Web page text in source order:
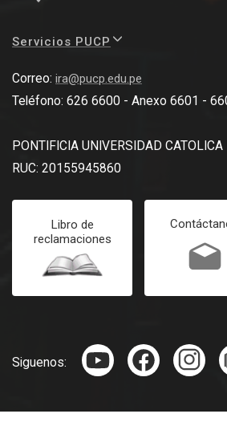
Servicios PUCP
Correo: ira@pucp.edu.pe
Teléfono: 626 6600 - Anexo 6601 -
PONTIFICIA UNIVERSIDAD CATOLICA
RUC: 20155945860
Libro de
reclamaciones
Siguenos: